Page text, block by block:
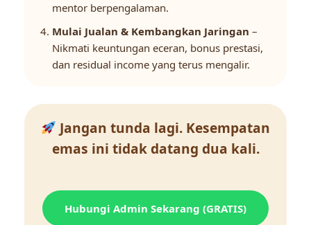
mentor berpengalaman.
Mulai Jualan & Kembangkan Jaringan –
Nikmati keuntungan eceran, bonus prestasi,
dan residual income yang terus mengalir.
Jangan tunda lagi. Kesempatan
emas ini tidak datang dua kali.
Hubungi Admin Sekarang (GRATIS)